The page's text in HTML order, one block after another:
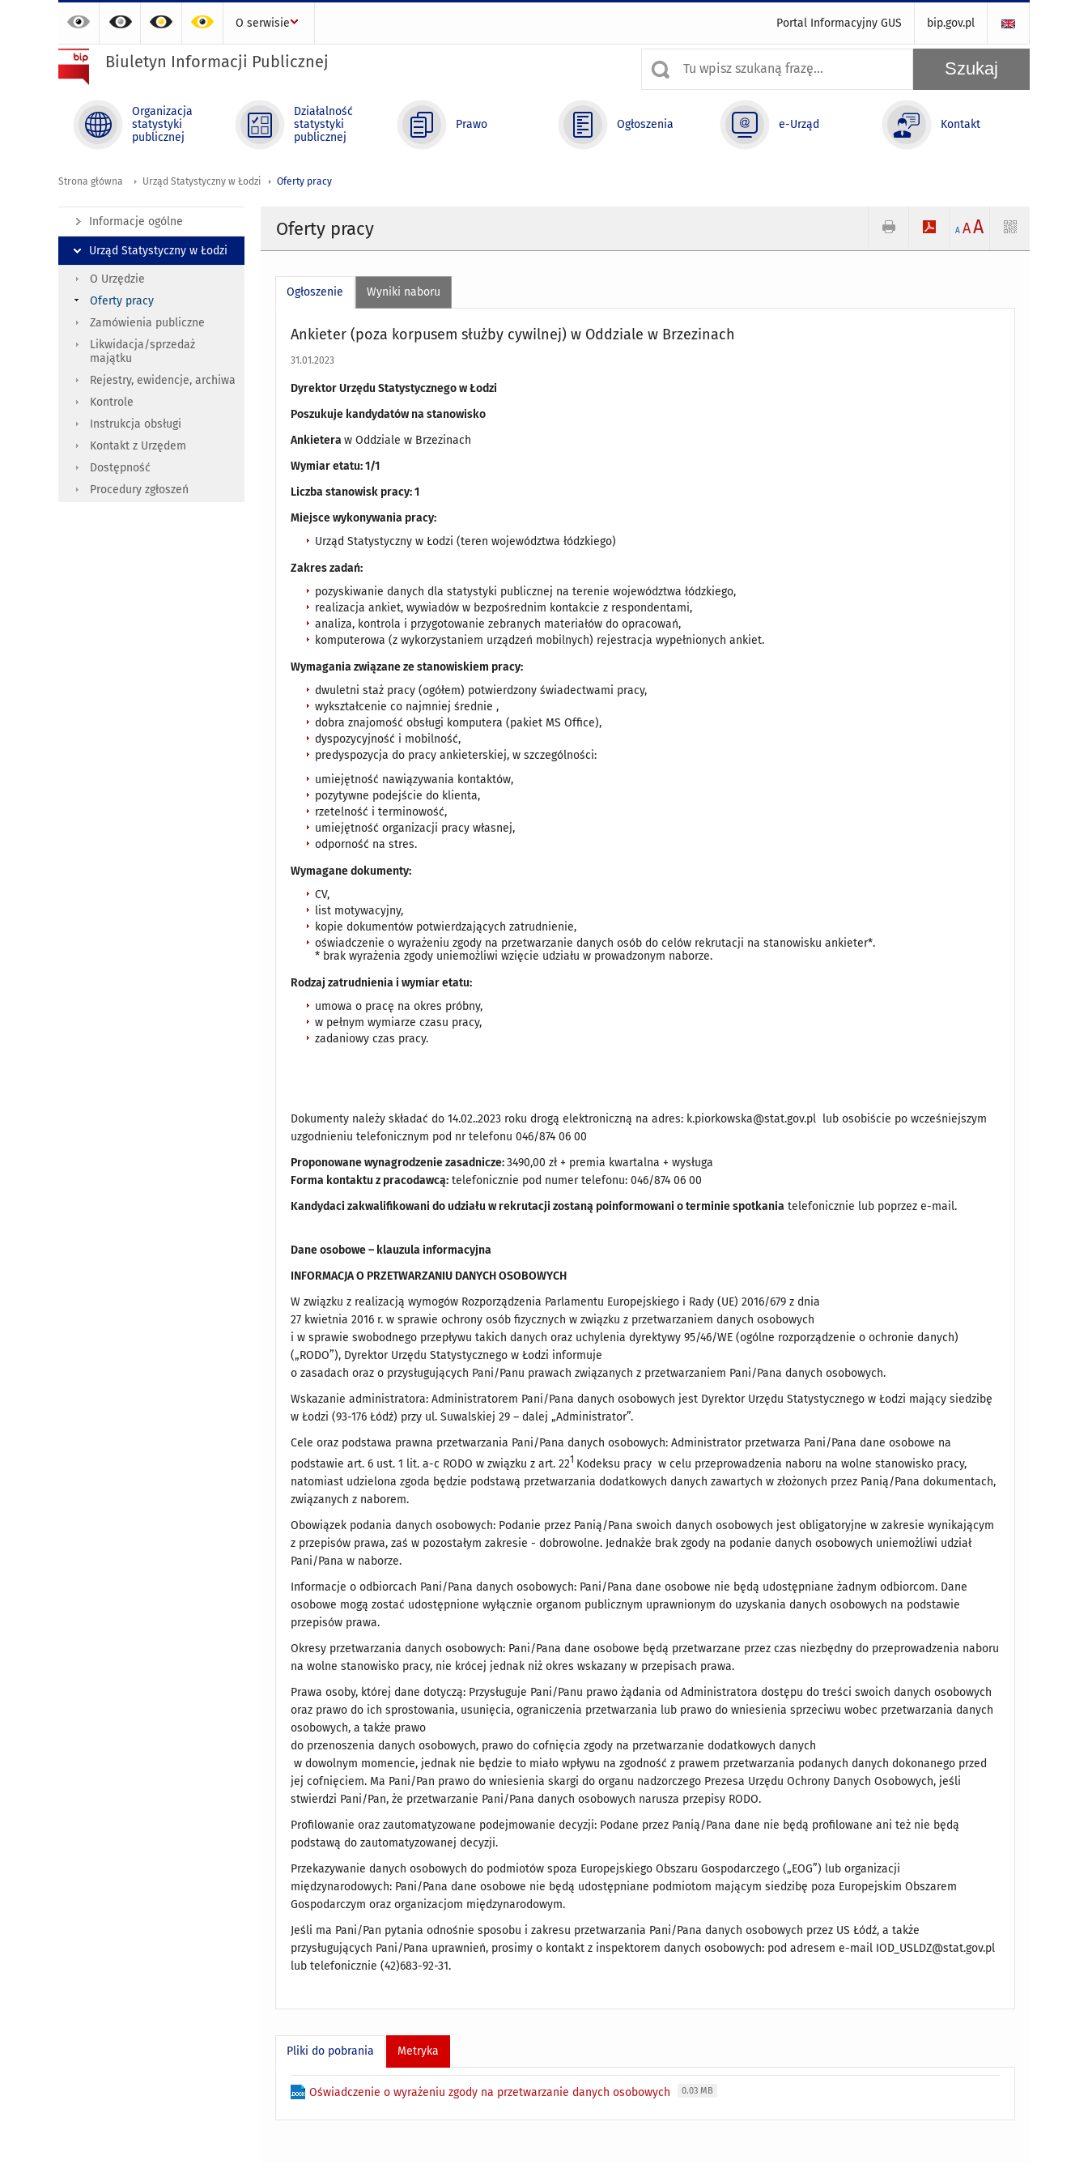
Portal Informacyjny GUS bip.gov.pl
O serwisie
Biuletyn Informacji Publicznej
Organizacja
statystyki
publicznej
Działalność
statystyki
publicznej
Prawo Ogłoszenia e-Urząd Kontakt
Strona główna Urząd Statystyczny w Łodzi Oferty pracy
Oferty pracy A AA
Ogłoszenie Wyniki naboru
Ankieter (poza korpusem służby cywilnej) w Oddziale w Brzezinach
31.01.2023
Dyrektor Urzędu Statystycznego w Łodzi
Poszukuje kandydatów na stanowisko
Ankieteraw Oddziale w Brzezinach
Wymiar etatu: 1/1
Liczba stanowisk pracy: 1
Miejsce wykonywania pracy:
Urząd Statystyczny w Łodzi (teren województwa łódzkiego)
Zakres zadań:
pozyskiwanie danych dla statystyki publicznej na terenie województwa łódzkiego,
realizacja ankiet, wywiadów w bezpośrednim kontakcie z respondentami,
analiza, kontrola i przygotowanie zebranych materiałów do opracowań,
komputerowa (z wykorzystaniem urządzeń mobilnych) rejestracja wypełnionych ankiet.
Wymagania związane ze stanowiskiem pracy:
dwuletni staż pracy (ogółem) potwierdzony świadectwami pracy,
wykształcenie co najmniej średnie ,
dobra znajomość obsługi komputera (pakiet MS Office),
dyspozycyjność i mobilność,
predyspozycja do pracy ankieterskiej, w szczególności:
umiejętność nawiązywania kontaktów,
pozytywne podejście do klienta,
rzetelność i terminowość,
umiejętność organizacji pracy własnej,
odporność na stres.
Wymagane dokumenty:
CV,
list motywacyjny,
kopie dokumentów potwierdzających zatrudnienie,
oświadczenie o wyrażeniu zgody na przetwarzanie danych osób do celów rekrutacji na stanowisku ankieter*.
* brak wyrażenia zgody uniemożliwi wzięcie udziału w prowadzonym naborze.
Rodzaj zatrudnienia i wymiar etatu:
umowa o pracę na okres próbny,
w pełnym wymiarze czasu pracy,
zadaniowy czas pracy.
Dokumenty należy składać do 14.02..2023 roku drogą elektroniczną na adres: k.piorkowska@stat.gov.pl lub osobiście po wcześniejszym
uzgodnieniu telefonicznym pod nr telefonu 046/874 06 00
Proponowane wynagrodzenie zasadnicze:3490,00 zł + premia kwartalna + wysługa
Forma kontaktu z pracodawcą: telefonicznie pod numer telefonu: 046/874 06 00
Kandydaci zakwalifikowani do udziału w rekrutacji zostaną poinformowani o terminie spotkania telefonicznie lub poprzez e-mail.
Dane osobowe – klauzula informacyjna
INFORMACJA O PRZETWARZANIU DANYCH OSOBOWYCH
W związku z realizacją wymogów Rozporządzenia Parlamentu Europejskiego i Rady (UE) 2016/679 z dnia
27 kwietnia 2016 r. w sprawie ochrony osób fizycznych w związku z przetwarzaniem danych osobowych
i w sprawie swobodnego przepływu takich danych oraz uchylenia dyrektywy 95/46/WE (ogólne rozporządzenie o ochronie danych)
(„RODO”), Dyrektor Urzędu Statystycznego w Łodzi informuje
o zasadach oraz o przysługujących Pani/Panu prawach związanych z przetwarzaniem Pani/Pana danych osobowych.
Wskazanie administratora: Administratorem Pani/Pana danych osobowych jest Dyrektor Urzędu Statystycznego w Łodzi mający siedzibę
w Łodzi (93-176 Łódź) przy ul. Suwalskiej 29 – dalej „Administrator”.
Cele oraz podstawa prawna przetwarzania Pani/Pana danych osobowych: Administrator przetwarza Pani/Pana dane osobowe na
podstawie art. 6 ust. 1 lit. a-c RODO w związku z art. 221 Kodeksu pracy w celu przeprowadzenia naboru na wolne stanowisko pracy,
natomiast udzielona zgoda będzie podstawą przetwarzania dodatkowych danych zawartych w złożonych przez Panią/Pana dokumentach,
związanych z naborem.
Obowiązek podania danych osobowych: Podanie przez Panią/Pana swoich danych osobowych jest obligatoryjne w zakresie wynikającym
z przepisów prawa, zaś w pozostałym zakresie - dobrowolne. Jednakże brak zgody na podanie danych osobowych uniemożliwi udział
Pani/Pana w naborze.
Informacje o odbiorcach Pani/Pana danych osobowych: Pani/Pana dane osobowe nie będą udostępniane żadnym odbiorcom. Dane
osobowe mogą zostać udostępnione wyłącznie organom publicznym uprawnionym do uzyskania danych osobowych na podstawie
przepisów prawa.
Okresy przetwarzania danych osobowych: Pani/Pana dane osobowe będą przetwarzane przez czas niezbędny do przeprowadzenia naboru
na wolne stanowisko pracy, nie krócej jednak niż okres wskazany w przepisach prawa.
Prawa osoby, której dane dotyczą: Przysługuje Pani/Panu prawo żądania od Administratora dostępu do treści swoich danych osobowych
oraz prawo do ich sprostowania, usunięcia, ograniczenia przetwarzania lub prawo do wniesienia sprzeciwu wobec przetwarzania danych
osobowych, a także prawo
do przenoszenia danych osobowych, prawo do cofnięcia zgody na przetwarzanie dodatkowych danych
w dowolnym momencie, jednak nie będzie to miało wpływu na zgodność z prawem przetwarzania podanych danych dokonanego przed
jej cofnięciem. Ma Pani/Pan prawo do wniesienia skargi do organu nadzorczego Prezesa Urzędu Ochrony Danych Osobowych, jeśli
stwierdzi Pani/Pan, że przetwarzanie Pani/Pana danych osobowych narusza przepisy RODO.
Profilowanie oraz zautomatyzowane podejmowanie decyzji: Podane przez Panią/Pana dane nie będą profilowane ani też nie będą
podstawą do zautomatyzowanej decyzji.
Przekazywanie danych osobowych do podmiotów spoza Europejskiego Obszaru Gospodarczego („EOG”) lub organizacji
międzynarodowych: Pani/Pana dane osobowe nie będą udostępniane podmiotom mającym siedzibę poza Europejskim Obszarem
Gospodarczym oraz organizacjom międzynarodowym.
Jeśli ma Pani/Pan pytania odnośnie sposobu i zakresu przetwarzania Pani/Pana danych osobowych przez US Łódź, a także
przysługujących Pani/Pana uprawnień, prosimy o kontakt z inspektorem danych osobowych: pod adresem e-mail IOD_USLDZ@stat.gov.pl
lub telefonicznie (42)683-92-31.
Pliki do pobrania Metryka
Oświadczenie o wyrażeniu zgody na przetwarzanie danych osobowych 0.03 MB
Informacje ogólne
Urząd Statystyczny w Łodzi
O Urzędzie
Oferty pracy
Zamówienia publiczne
Likwidacja/sprzedaż
majątku
Rejestry, ewidencje, archiwa
Kontrole
Instrukcja obsługi
Kontakt z Urzędem
Dostępność
Procedury zgłoszeń